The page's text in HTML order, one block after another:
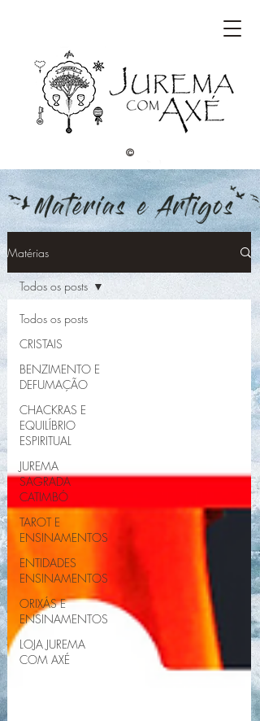
©
Matérias
Todos os posts
CRISTAIS
BENZIMENTO E
DEFUMAÇÃO
CHACKRAS E
EQUILÍBRIO
ESPIRITUAL
JUREMA
SAGRADA
CATIMBÓ
TAROT E
ENSINAMENTOS
ENTIDADES
ENSINAMENTOS
ORIXÁS E
ENSINAMENTOS
LOJA JUREMA
COM AXÉ
Todos os posts